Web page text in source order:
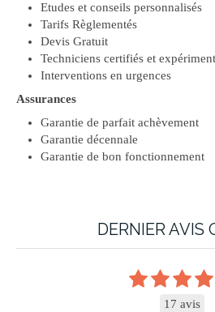
Etudes et conseils personnalisés
Tarifs Règlementés
Devis Gratuit
Techniciens certifiés et
Interventions en urgences
Assurances
Garantie de parfait achèvement
Garantie décennale
Garantie de bon fonctionnement
DERNIER AVIS
17 avis